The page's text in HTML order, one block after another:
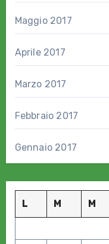
Maggio 2017
Aprile 2017
Marzo 2017
Febbraio 2017
Gennaio 2017
L M M